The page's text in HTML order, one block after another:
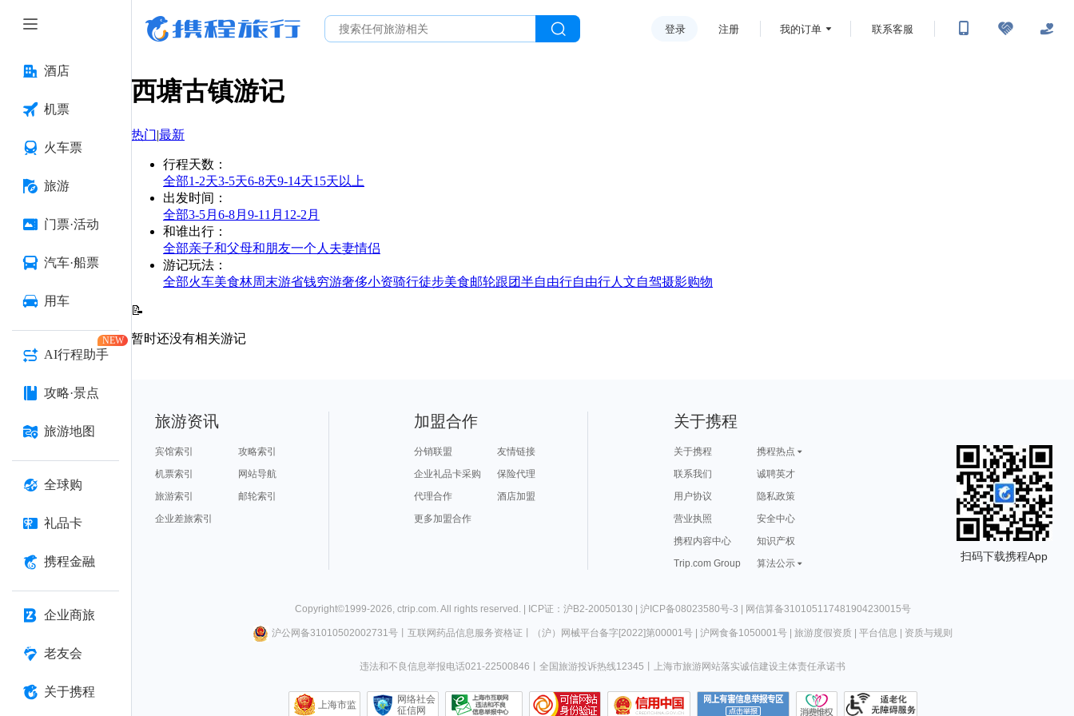
酒店
机票
火车票
旅游
门票·活动
汽车·船票
用车
AI行程助手
NEW
攻略·景点
旅游地图
全球购
礼品卡
携程金融
企业商旅
老友会
关于携程
登录 注册 我的订单 联系客服
西塘古镇游记
热门|最新
行程天数 ：
全部1-2天3-5天6-8天9-14天15天以上
出发时间 ：
全部3-5月 6-8月 9-11月 12-2月
和谁出行 ：
全部亲子和父母和朋友一个人 夫妻情侣
游记玩法 ：
全部火车美食林周末游省钱穷游奢侈小资骑行徒步美食邮轮跟团半自由行自由行人文自驾摄影购物
📝
暂时还没有相关游记
旅游资讯
宾馆索引
攻略索引
机票索引
网站导航
旅游索引
邮轮索引
企业差旅索引
加盟合作
分销联盟
友情链接
企业礼品卡采购
保险代理
代理合作
酒店加盟
更多加盟合作
关于携程
关于携程
携程热点
联系我们
诚聘英才
用户协议
隐私政策
营业执照
安全中心
携程内容中心
知识产权
Trip.com Group
算法公示
扫码下载携程App
Copyright©1999-2026, ctrip.com. All rights reserved. | ICP证：沪B2-20050130 | 沪ICP备08023580号-3 | 网信算备310105117481904230015号
沪公网备31010502002731号丨 互联网药品信息服务资格证 （沪）网械平台备字[2022]第00001号| 沪网食备1050001号| 旅游度假资质| 平台信息 资质与规则
违法和不良信息举报电话021-22500846 全国旅游投诉热线12345 上海市旅游网站落实诚信建设主体责任承诺书
上海市监
网络社会
征信网